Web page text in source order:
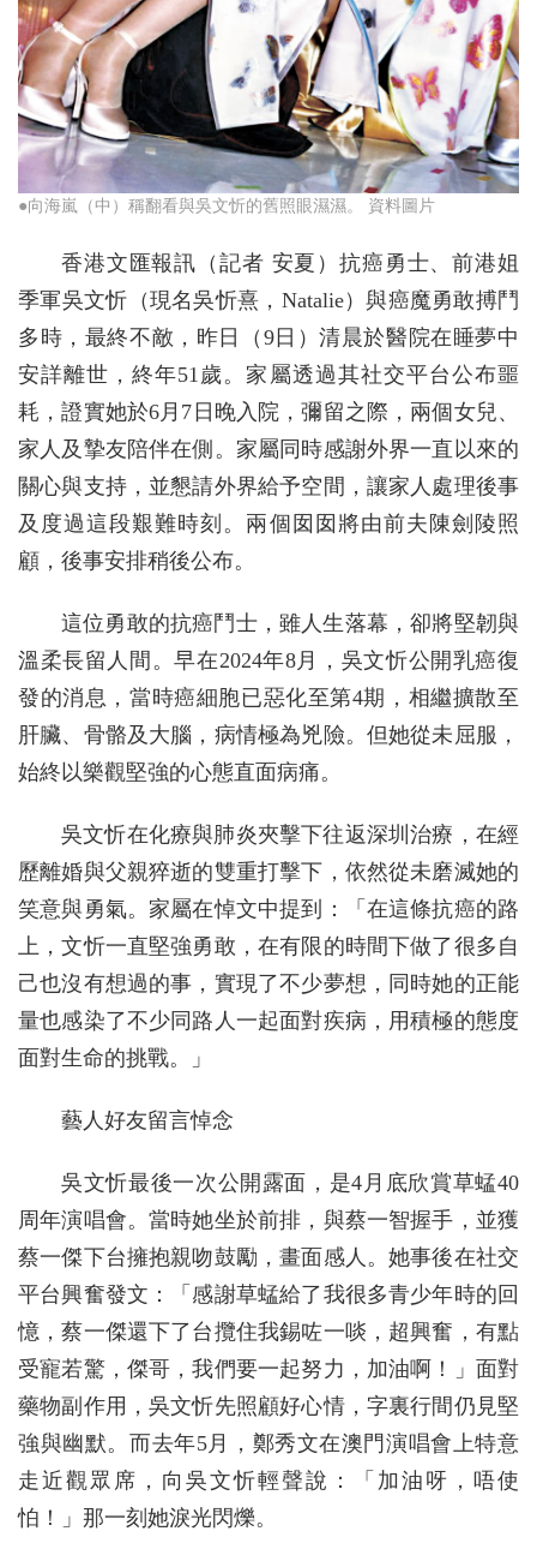
●向海嵐（中）稱翻看與吳文忻的舊照眼濕濕。 資料圖片
香港文匯報訊（記者 安夏）抗癌勇士、前港姐
季軍吳文忻（現名吳忻熹，Natalie）與癌魔勇敢搏鬥
多時，最終不敵，昨日（9日）清晨於醫院在睡夢中
安詳離世，終年51歲。家屬透過其社交平台公布噩
耗，證實她於6月7日晚入院，彌留之際，兩個女兒、
家人及摯友陪伴在側。家屬同時感謝外界一直以來的
關心與支持，並懇請外界給予空間，讓家人處理後事
及度過這段艱難時刻。兩個囡囡將由前夫陳劍陵照
顧，後事安排稍後公布。
這位勇敢的抗癌鬥士，雖人生落幕，卻將堅韌與
溫柔長留人間。早在2024年8月，吳文忻公開乳癌復
發的消息，當時癌細胞已惡化至第4期，相繼擴散至
肝臟、骨骼及大腦，病情極為兇險。但她從未屈服，
始終以樂觀堅強的心態直面病痛。
吳文忻在化療與肺炎夾擊下往返深圳治療，在經
歷離婚與父親猝逝的雙重打擊下，依然從未磨滅她的
笑意與勇氣。家屬在悼文中提到：「在這條抗癌的路
上，文忻一直堅強勇敢，在有限的時間下做了很多自
己也沒有想過的事，實現了不少夢想，同時她的正能
量也感染了不少同路人一起面對疾病，用積極的態度
面對生命的挑戰。」
藝人好友留言悼念
吳文忻最後一次公開露面，是4月底欣賞草蜢40
周年演唱會。當時她坐於前排，與蔡一智握手，並獲
蔡一傑下台擁抱親吻鼓勵，畫面感人。她事後在社交
平台興奮發文：「感謝草蜢給了我很多青少年時的回
憶，蔡一傑還下了台攬住我錫咗一啖，超興奮，有點
受寵若驚，傑哥，我們要一起努力，加油啊！」面對
藥物副作用，吳文忻先照顧好心情，字裏行間仍見堅
強與幽默。而去年5月，鄭秀文在澳門演唱會上特意
走近觀眾席，向吳文忻輕聲說：「加油呀，唔使
怕！」那一刻她淚光閃爍。